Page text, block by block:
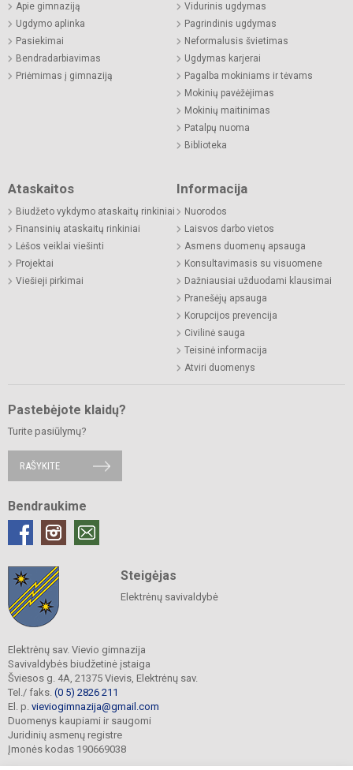
Apie gimnaziją
Ugdymo aplinka
Pasiekimai
Bendradarbiavimas
Priėmimas į gimnaziją
Vidurinis ugdymas
Pagrindinis ugdymas
Neformalusis švietimas
Ugdymas karjerai
Pagalba mokiniams ir tėvams
Mokinių pavėžėjimas
Mokinių maitinimas
Patalpų nuoma
Biblioteka
Ataskaitos
Biudžeto vykdymo ataskaitų rinkiniai
Finansinių ataskaitų rinkiniai
Lėšos veiklai viešinti
Projektai
Viešieji pirkimai
Informacija
Nuorodos
Laisvos darbo vietos
Asmens duomenų apsauga
Konsultavimasis su visuomene
Dažniausiai užduodami klausimai
Pranešėjų apsauga
Korupcijos prevencija
Civilinė sauga
Teisinė informacija
Atviri duomenys
Pastebėjote klaidų?
Turite pasiūlymų?
RAŠYKITE
Bendraukime
Steigėjas
Elektrėnų savivaldybė
Elektrėnų sav. Vievio gimnazija
Savivaldybės biudžetinė įstaiga
Šviesos g. 4A, 21375 Vievis, Elektrėnų sav.
Tel./ faks. (0 5) 2826 211
El. p. vieviogimnazija@gmail.com
Duomenys kaupiami ir saugomi
Juridinių asmenų registre
Įmonės kodas 190669038